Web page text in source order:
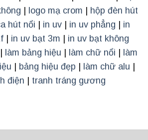
| logo mạ crom | hộp đèn hút
hút nổi | in uv | in uv phẳng | in
| in uv bạt 3m | in uv bạt không
| làm bảng hiệu | làm chữ nổi | làm
| bảng hiệu đẹp | làm chữ alu |
điện | tranh tráng gương